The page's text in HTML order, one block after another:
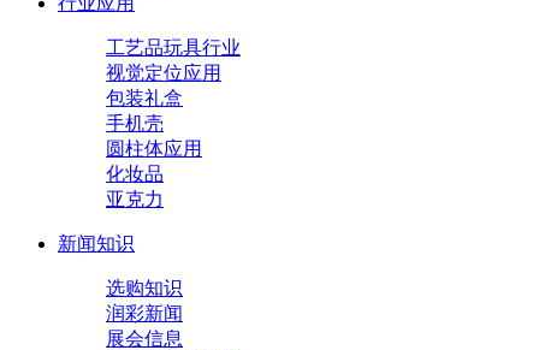
工艺品玩具行业
视觉定位应用
包装礼盒
手机壳
圆柱体应用
化妆品
亚克力
新闻知识
选购知识
润彩新闻
展会信息